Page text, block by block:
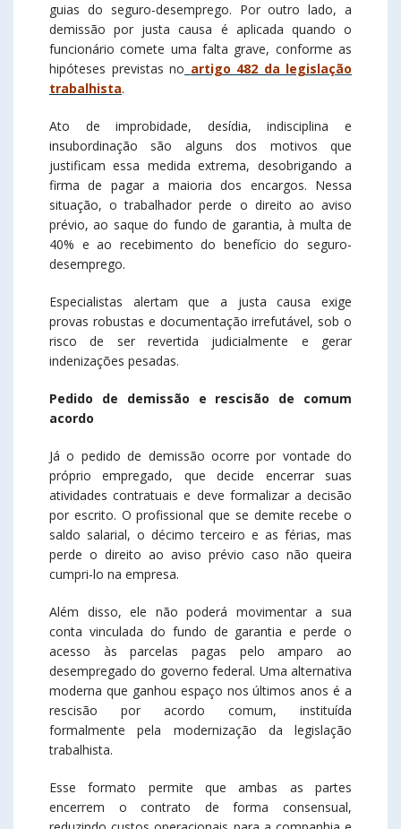
guias do seguro-desemprego. Por outro lado, a
demissão por justa causa é aplicada quando o
funcionário comete uma falta grave, conforme as
hipóteses previstas no artigo 482 da legislação
trabalhista.
Ato de improbidade, desídia, indisciplina e
insubordinação são alguns dos motivos que
justificam essa medida extrema, desobrigando a
firma de pagar a maioria dos encargos. Nessa
situação, o trabalhador perde o direito ao aviso
prévio, ao saque do fundo de garantia, à multa de
40% e ao recebimento do benefício do seguro-
desemprego.
Especialistas alertam que a justa causa exige
provas robustas e documentação irrefutável, sob o
risco de ser revertida judicialmente e gerar
indenizações pesadas.
Pedido de demissão e rescisão de comum
acordo
Já o pedido de demissão ocorre por vontade do
próprio empregado, que decide encerrar suas
atividades contratuais e deve formalizar a decisão
por escrito. O profissional que se demite recebe o
saldo salarial, o décimo terceiro e as férias, mas
perde o direito ao aviso prévio caso não queira
cumpri-lo na empresa.
Além disso, ele não poderá movimentar a sua
conta vinculada do fundo de garantia e perde o
acesso às parcelas pagas pelo amparo ao
desempregado do governo federal. Uma alternativa
moderna que ganhou espaço nos últimos anos é a
rescisão por acordo comum, instituída
formalmente pela modernização da legislação
trabalhista.
Esse formato permite que ambas as partes
encerrem o contrato de forma consensual,